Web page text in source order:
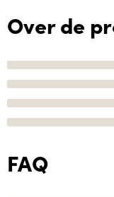
Over de
FAQ